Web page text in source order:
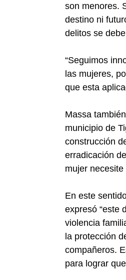
son menores.
destino ni
delitos se
“Seguimos
las mujeres,
que esta
Massa
municipio de
construcción
erradicación
mujer
En este
expresó “este
violencia
la protección
compañeros.
para lograr